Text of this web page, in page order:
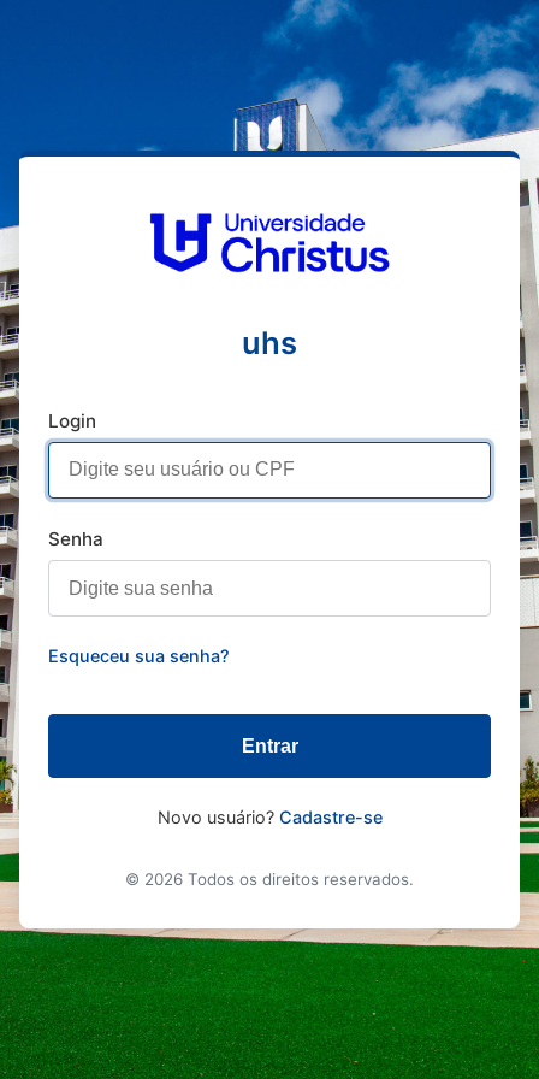
uhs
Login
Senha
Esqueceu sua senha?
Entrar
Novo usuário? Cadastre-se
© 2026 Todos os direitos reservados.